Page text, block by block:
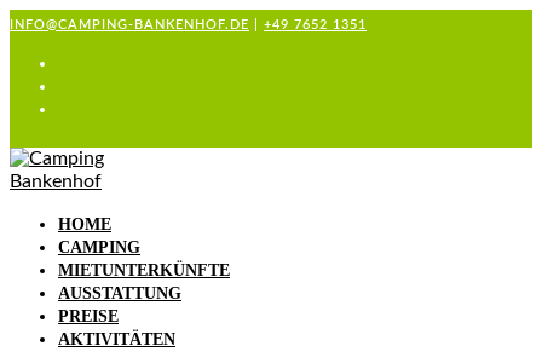
Zum
springen
INFO@CAMPING-BANKENHOF.DE +49 7652 1351
HOME
CAMPING
MIETUNTERKÜNFTE
AUSSTATTUNG
PREISE
AKTIVITÄTEN